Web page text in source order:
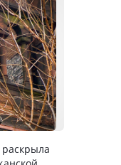
раскрыла